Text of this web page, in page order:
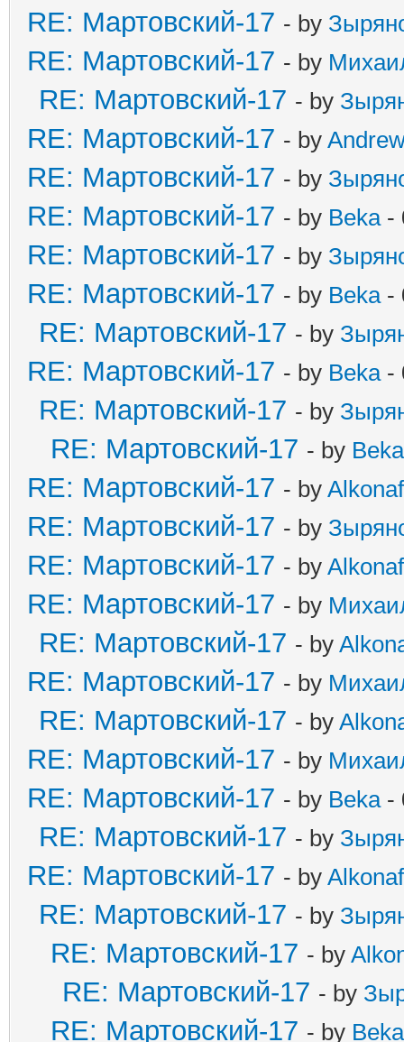
RE: Мартовский-17 - by
RE: Мартовский-17 - by
RE: Мартовский-17 - by
RE: Мартовский-17 - by
RE: Мартовский-17 - by
RE: Мартовский-17 - by Beka-
RE: Мартовский-17 - by
RE: Мартовский-17 - by Beka-
RE: Мартовский-17 - by
RE: Мартовский-17 - by Beka-
RE: Мартовский-17 - by
RE: Мартовский-17 - by Beka
RE: Мартовский-17 - by
RE: Мартовский-17 - by
RE: Мартовский-17 - by
RE: Мартовский-17 - by
RE: Мартовский-17 - by
RE: Мартовский-17 - by
RE: Мартовский-17 - by
RE: Мартовский-17 - by
RE: Мартовский-17 - by Beka-
RE: Мартовский-17 - by
RE: Мартовский-17 - by
RE: Мартовский-17 - by
RE: Мартовский-17 - by
RE: Мартовский-17 - by
RE: Мартовский-17 - by Beka